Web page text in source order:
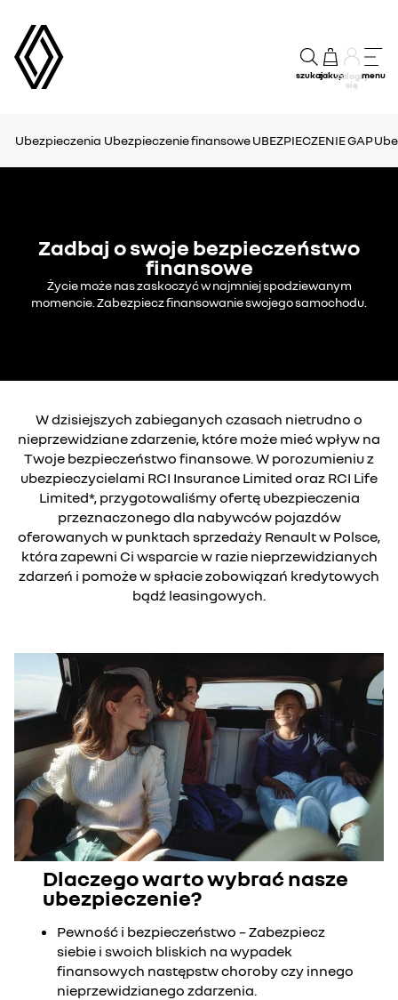
szukajzakupZaloguj
się
menu
Ubezpieczenia Ubezpieczenie finansoweUBEZPIECZENIE GAP
Zadbaj o swoje bezpieczeństwo
finansowe
Życie może nas zaskoczyć w najmniej spodziewanym
momencie. Zabezpiecz finansowanie swojego samochodu.
W dzisiejszych zabieganych czasach nietrudno o
nieprzewidziane zdarzenie, które może mieć wpływ na
Twoje bezpieczeństwo finansowe. W porozumieniu z
ubezpieczycielami RCI Insurance Limited oraz RCI Life
Limited*, przygotowaliśmy ofertę ubezpieczenia
przeznaczonego dla nabywców pojazdów
oferowanych w punktach sprzedaży Renault w Polsce,
która zapewni Ci wsparcie w razie nieprzewidzianych
zdarzeń i pomoże w spłacie zobowiązań kredytowych
bądź leasingowych.
Dlaczego warto wybrać nasze
ubezpieczenie?
Pewność i bezpieczeństwo – Zabezpiecz
siebie i swoich bliskich na wypadek
finansowych następstw choroby czy innego
nieprzewidzianego zdarzenia.